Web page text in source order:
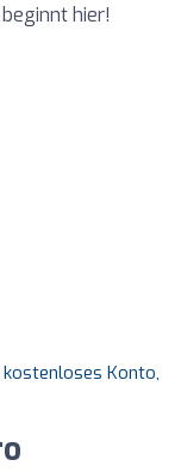
hier!
Konto,